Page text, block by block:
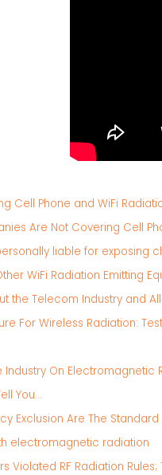
Cell Phone and WiFi
Are Not Covering Cell
liable for exposing
WiFi Radiation Emitting
the Telecom Industry and
For Wireless Radiation:
On Electromagnetic
You…
Exclusion Are The Standard
electromagnetic radiation
Violated RF Radiation